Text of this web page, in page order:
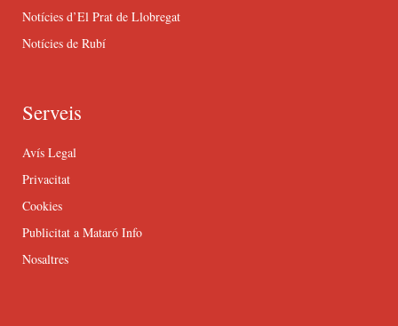
Notícies d’El Prat de Llobregat
Notícies de Rubí
Serveis
Avís Legal
Privacitat
Cookies
Publicitat a Mataró Info
Nosaltres